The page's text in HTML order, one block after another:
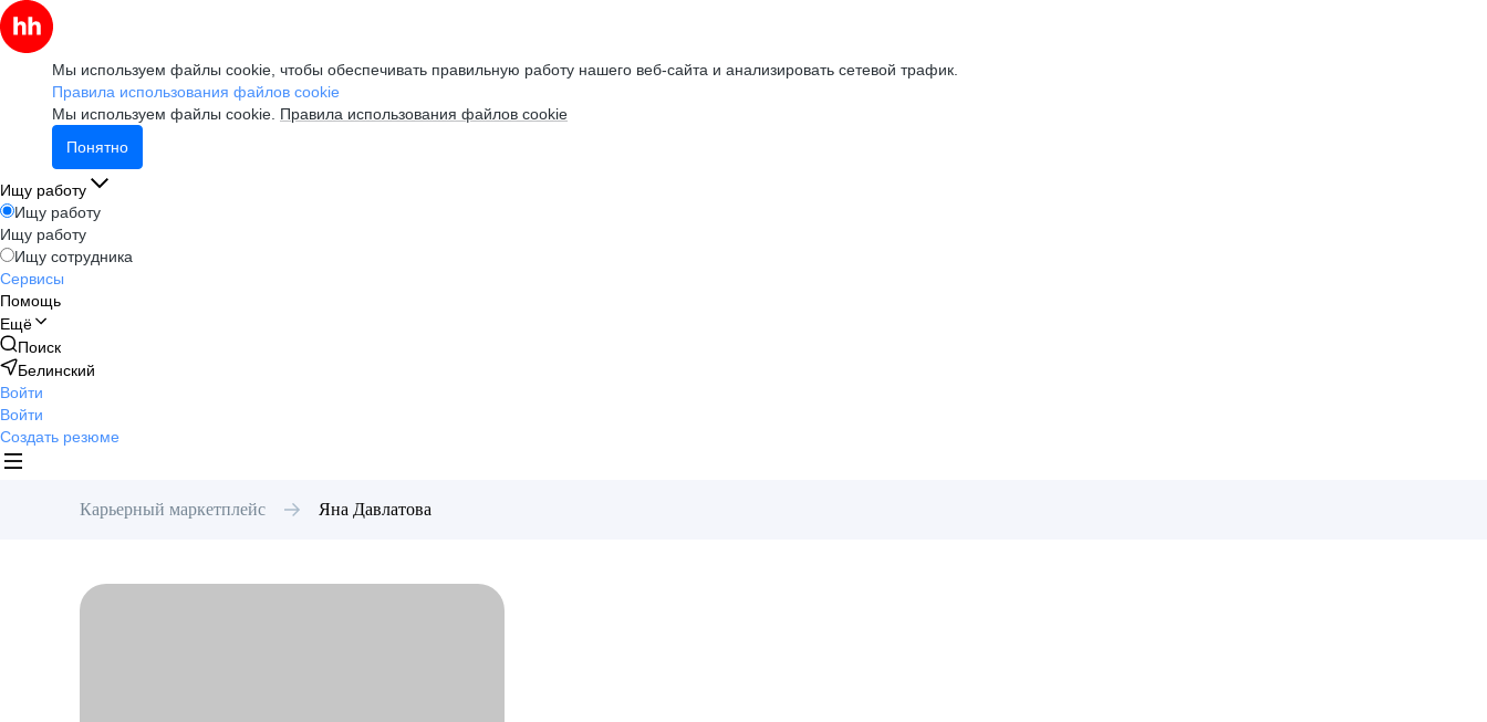
Мы используем файлы cookie, чтобы обеспечивать правильную работу нашего веб-сайта и анализировать сетевой трафик.
Правила использования файлов cookie
Мы используем файлы cookie. Правила использования файлов cookie
Понятно
Ищу работу
Ищу работу
Ищу работу
Ищу сотрудника
Сервисы
Помощь
Ещё
Поиск
Белинский
Войти
Войти
Создать резюме
Карьерный маркетплейс Яна Давлатова